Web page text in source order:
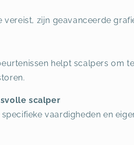
zijn geavanceerde
helpt scalpers om
scalper
vaardigheden en